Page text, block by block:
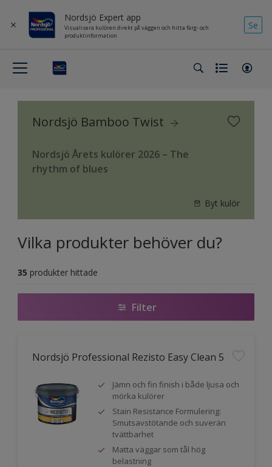
Nordsjö Expert app
Visualisera kulören direkt på väggen och hitta färg- och
produktinformation
Se
Nordsjö Bamboo Twist
Nordsjö Årets kulörer 2026 – The
rhythm of blues
Byt kulör
Vilka produkter behöver du?
35 produkter hittade
Filter
Nordsjö Professional Rezisto Easy Clean 5
Jämn och fin finish i både ljusa och
mörka kulörer
Stain Resistance Formulering:
Smutsavstötande och suverän
tvättbarhet
Matta väggar som tål hög
belastning